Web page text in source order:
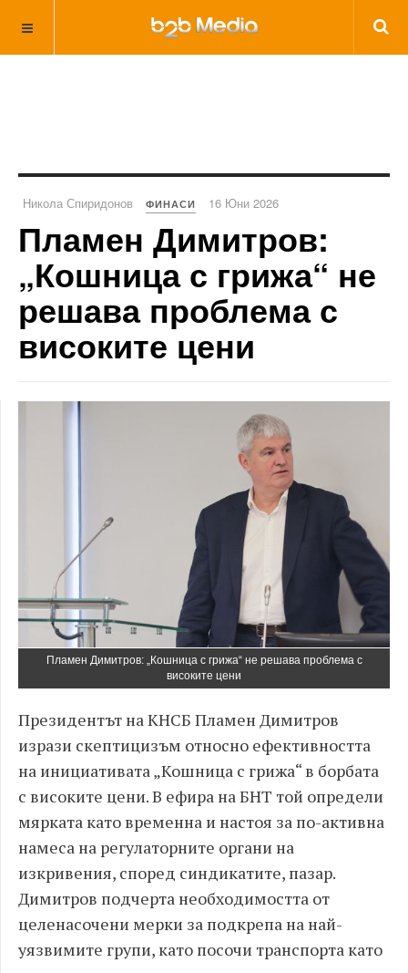
Никола Спиридонов ФИНАСИ 16 Юни 2026
Пламен Димитров:
„Кошница с грижа“ не
решава проблема с
високите цени
Пламен Димитров: „Кошница с грижа“ не решава проблема с
високите цени
Президентът на КНСБ Пламен Димитров
изрази скептицизъм относно ефективността
на инициативата „Кошница с грижа“ в борбата
с високите цени. В ефира на БНТ той определи
мярката като временна и настоя за по-активна
намеса на регулаторните органи на
изкривения, според синдикатите, пазар.
Димитров подчерта необходимостта от
целенасочени мерки за подкрепа на най-
уязвимите групи, като посочи транспорта като